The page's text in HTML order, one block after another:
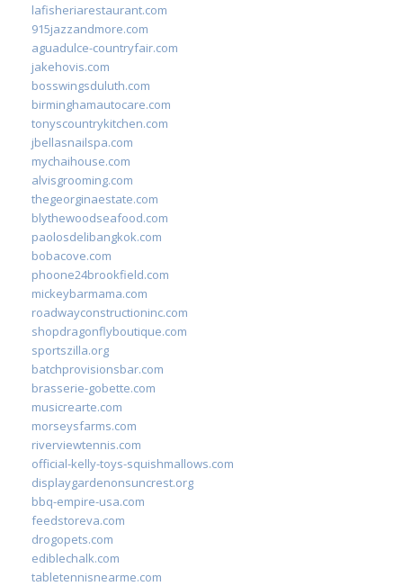
lafisheriarestaurant.com
915jazzandmore.com
aguadulce-countryfair.com
jakehovis.com
bosswingsduluth.com
birminghamautocare.com
tonyscountrykitchen.com
jbellasnailspa.com
mychaihouse.com
alvisgrooming.com
thegeorginaestate.com
blythewoodseafood.com
paolosdelibangkok.com
bobacove.com
phoone24brookfield.com
mickeybarmama.com
roadwayconstructioninc.com
shopdragonflyboutique.com
sportszilla.org
batchprovisionsbar.com
brasserie-gobette.com
musicrearte.com
morseysfarms.com
riverviewtennis.com
official-kelly-toys-squishmallows.com
displaygardenonsuncrest.org
bbq-empire-usa.com
feedstoreva.com
drogopets.com
ediblechalk.com
tabletennisnearme.com